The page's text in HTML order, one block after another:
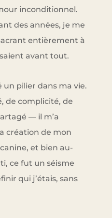
inconditionnel.
des années, je me
entièrement à
avant tout.
un pilier dans ma vie.
de complicité, de
— il m’a
création de mon
et bien au-
ce fut un séisme
qui j’étais, sans